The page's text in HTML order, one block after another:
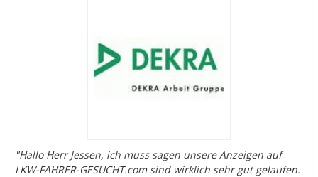
"Hallo Herr Jessen, ich muss sagen unsere Anzeigen auf
LKW-FAHRER-GESUCHT.com sind wirklich sehr gut gelaufen.